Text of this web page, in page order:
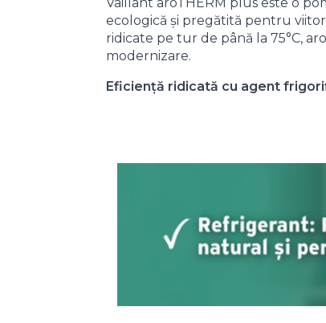
ecologică și pregătită pentru
ridicate pe tur de până la 75°C,
modernizare.
Eficiență ridicată cu agent